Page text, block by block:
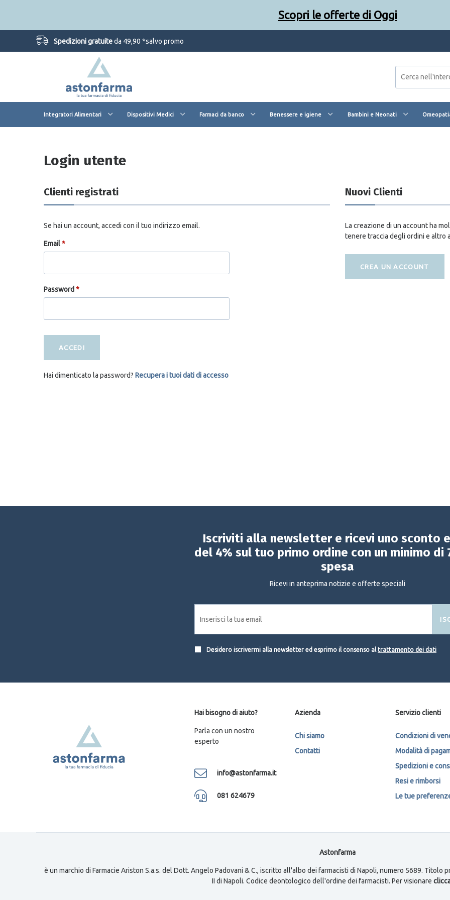
Spedizioni gratuiteda 49,90 *salvo promo
Integratori Alimentari Dispositivi Medici Farmaci da banco Benessere e igiene Bambini e Neonati
Login utente
Clienti registrati
Se hai un account, accedi con il tuo indirizzo email.
Email*
Password *
ACCEDI
Hai dimenticato la password? Recupera i tuoi dati di accesso
Nuovi Clienti
La creazione di un account ha
tenere traccia degli ordini e altro
CREA UN ACCOUNT
Iscriviti alla newsletter e ricevi uno sconto
del 4% sul tuo primo ordine con un minimo di
spesa
Ricevi in anteprima notizie e offerte speciali
Desidero iscrivermi alla newsletter ed esprimo il consenso altrattamento dei dati
Hai bisogno di aiuto?
Parla con un nostro
esperto
info@astonfarma.it
081 624679
Azienda
Chi siamo
Contatti
Servizio clienti
Condizioni di
Modalità di
Spedizioni e
Resi e rimborsi
Le tue
Astonfarma
è un marchio di Farmacie Ariston S.a.s. del Dott. Angelo Padovani & C., iscritto all'albo dei farmacisti di Napoli, numero 5689. Titolo
II di Napoli. Codice deontologico dell'ordine dei farmacisti. Per visionare
Scopri le offerte di Oggi